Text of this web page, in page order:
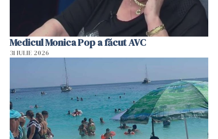
Medicul Monica Pop a făcut AVC
31 IULIE 2026